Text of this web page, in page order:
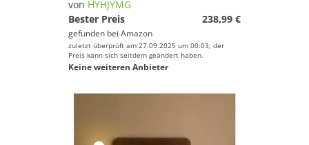
von HYHJYMG
Bester Preis
238,99 €
gefunden bei Amazon
zuletzt überprüft am 27.09.2025 um 00:03; der
Preis kann sich seitdem geändert haben.
Keine weiteren Anbieter